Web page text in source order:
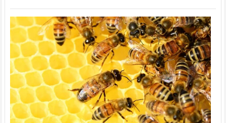
Wręczyca
Wielka
z
dofinansowaniem
ponad
15,6
mln
na
modernizację
oczyszczalni
ścieków
[wideo]